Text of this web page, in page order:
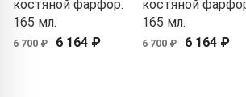
костяной фарфор.
165 мл.
6 700 ₽ 6 164 ₽
костяной
165 мл.
6 700 ₽ 6 164 ₽